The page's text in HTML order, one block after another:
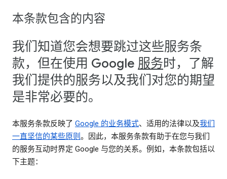
本条款包含的内容
我们知道您会想要跳过这些服务条
款，但在使用 Google 服务时，了解
我们提供的服务以及我们对您的期望
是非常必要的。
本服务条款反映了 Google 的业务模式、适用的法律以及我们
一直坚信的某些原则 。因此，本服务条款有助于在您与我们
的服务互动时界定 Google 与您的关系。例如，本条款包括以
下主题：